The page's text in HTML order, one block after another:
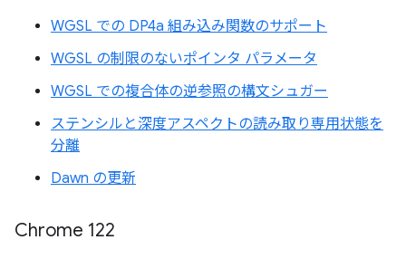
WGSL での DP4a 組み込み関数のサポート
WGSL の制限のないポインタ パラメータ
WGSL での複合体の逆参照の構文シュガー
ステンシルと深度アスペクトの読み取り専用状態を
分離
Dawn の更新
Chrome 122